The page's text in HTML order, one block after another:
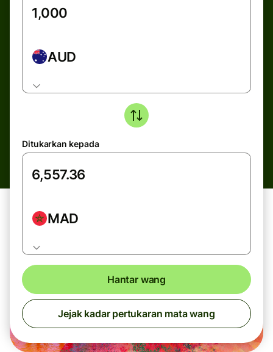
AUD
Ditukarkan kepada
MAD
Hantar wang
Jejak kadar pertukaran mata wang